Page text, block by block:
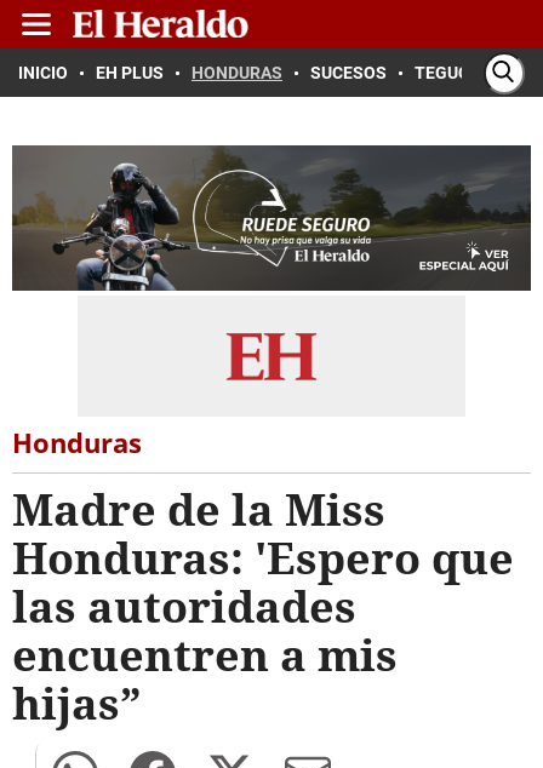
INICIO EH PLUS HONDURAS SUCESOS TEGUCIGALPA
Honduras
Madre de la Miss
Honduras: 'Espero que
las autoridades
encuentren a mis
hijas”